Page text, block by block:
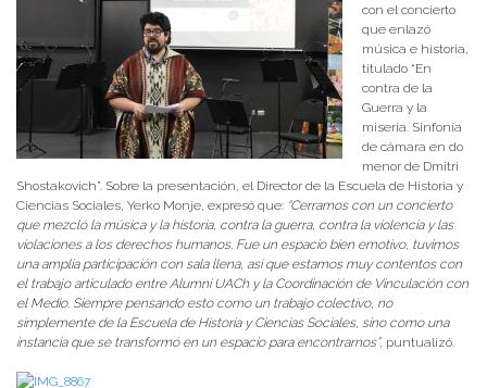
con el concierto
que enlazó
música e historia,
titulado “En
contra de la
Guerra y la
miseria. Sinfonía
de cámara en do
menor de Dmitri
Shostakovich”. Sobre la presentación, el Director de la Escuela de Historia y
Ciencias Sociales, Yerko Monje, expresó que: “Cerramos con un concierto
que mezcló la música y la historia, contra la guerra, contra la violencia y las
violaciones a los derechos humanos. Fue un espacio bien emotivo, tuvimos
una amplia participación con sala llena, así que estamos muy contentos con
el trabajo articulado entre Alumni UACh y la Coordinación de Vinculación con
el Medio. Siempre pensando esto como un trabajo colectivo, no
simplemente de la Escuela de Historia y Ciencias Sociales, sino como una
instancia que se transformó en un espacio para encontrarnos”, puntualizó.